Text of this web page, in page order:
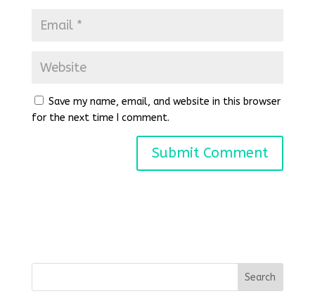
Save my name, email, and website in this browser
for the next time I comment.